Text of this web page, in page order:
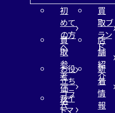
初
めて
の方
へ
買
取ブ
ラン
ド
買
取
参
考
価
格
店
舗
紹
介
お役
立ち
コラ
ム
新
着
情
報
サイ
トマ